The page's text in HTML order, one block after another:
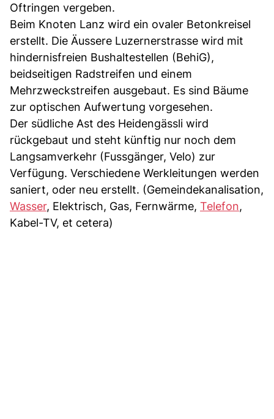
Oftringen vergeben.
Beim Knoten Lanz wird ein ovaler Betonkreisel
erstellt. Die Äussere Luzernerstrasse wird mit
hindernisfreien Bushaltestellen (BehiG),
beidseitigen Radstreifen und einem
Mehrzweckstreifen ausgebaut. Es sind Bäume
zur optischen Aufwertung vorgesehen.
Der südliche Ast des Heidengässli wird
rückgebaut und steht künftig nur noch dem
Langsamverkehr (Fussgänger, Velo) zur
Verfügung. Verschiedene Werkleitungen werden
saniert, oder neu erstellt. (Gemeindekanalisation,
Wasser, Elektrisch, Gas, Fernwärme, Telefon,
Kabel-TV, et cetera)